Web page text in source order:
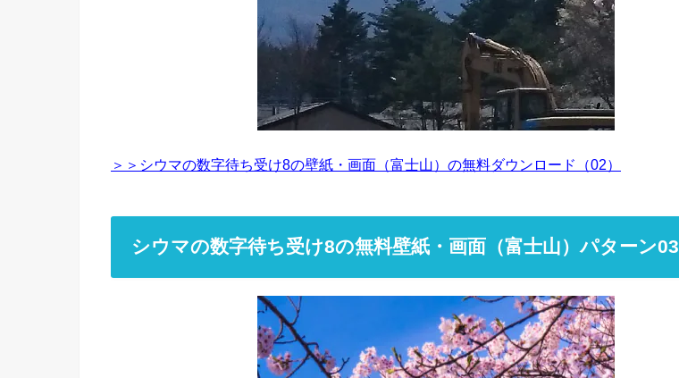
＞＞シウマの数字待ち受け8の壁紙・画面（富士山）の無料ダウンロード（02）
シウマの数字待ち受け8の無料壁紙・画面（富士山）パターン03